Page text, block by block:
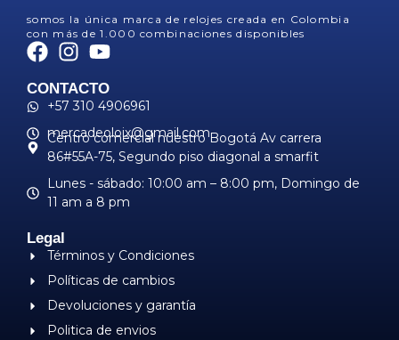
somos la única marca de relojes creada en Colombia
con más de 1.000 combinaciones disponibles
CONTACTO
+57 310 4906961
mercadeoloix@gmail.com
Centro comercial nuestro Bogotá Av carrera
86#55A-75, Segundo piso diagonal a smarfit
Lunes - sábado: 10:00 am – 8:00 pm, ​Domingo de
11 am a 8 pm
Legal
Términos y Condiciones
Políticas de cambios
Devoluciones y garantía
Politica de envios